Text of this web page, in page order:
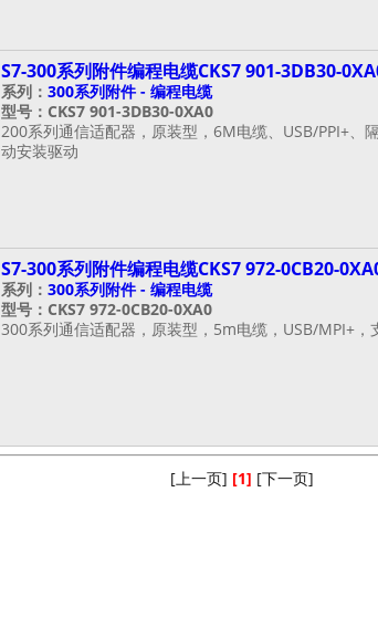
S7-300系列附件编程电缆CKS7 901-3DB30-
系列： 300系列附件 - 编程电缆
型号：CKS7 901-3DB30-0XA0
200系列通信适配器，原装型，6M电缆、USB/PPI+
动安装驱动
S7-300系列附件编程电缆CKS7 972-0CB20-
系列： 300系列附件 - 编程电缆
型号：CKS7 972-0CB20-0XA0
300系列通信适配器，原装型，5m电缆，USB/MPI+，
[上一页] [1] [下一页]